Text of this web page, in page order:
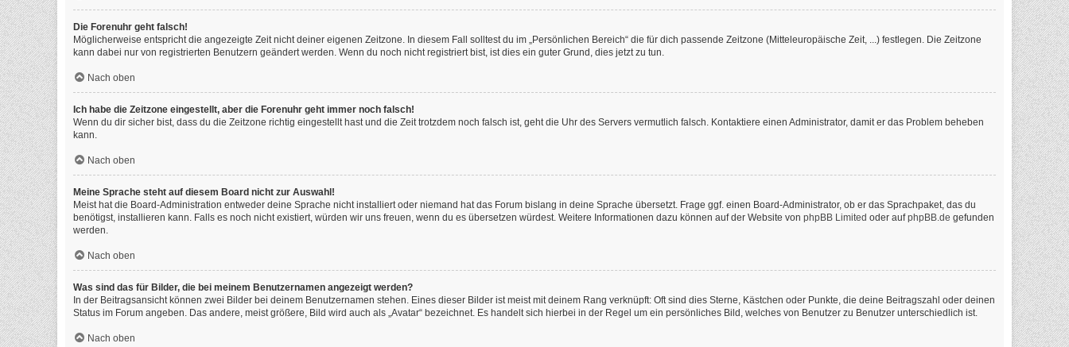
Die Forenuhr geht falsch!
Möglicherweise entspricht die angezeigte Zeit nicht deiner eigenen Zeitzone. In diesem Fall solltest du im „Persönlichen Bereich“ die für dich passende Zeitzone (Mitteleuropäische Zeit, ...) festlegen. Die Zeitzone
kann dabei nur von registrierten Benutzern geändert werden. Wenn du noch nicht registriert bist, ist dies ein guter Grund, dies jetzt zu tun.
Nach oben
Ich habe die Zeitzone eingestellt, aber die Forenuhr geht immer noch falsch!
Wenn du dir sicher bist, dass du die Zeitzone richtig eingestellt hast und die Zeit trotzdem noch falsch ist, geht die Uhr des Servers vermutlich falsch. Kontaktiere einen Administrator, damit er das Problem beheben
kann.
Nach oben
Meine Sprache steht auf diesem Board nicht zur Auswahl!
Meist hat die Board-Administration entweder deine Sprache nicht installiert oder niemand hat das Forum bislang in deine Sprache übersetzt. Frage ggf. einen Board-Administrator, ob er das Sprachpaket, das du
benötigst, installieren kann. Falls es noch nicht existiert, würden wir uns freuen, wenn du es übersetzen würdest. Weitere Informationen dazu können auf der Website von phpBB Limited oder aufphpBB.de gefunden
werden.
Nach oben
Was sind das für Bilder, die bei meinem Benutzernamen angezeigt werden?
In der Beitragsansicht können zwei Bilder bei deinem Benutzernamen stehen. Eines dieser Bilder ist meist mit deinem Rang verknüpft: Oft sind dies Sterne, Kästchen oder Punkte, die deine Beitragszahl oder deinen
Status im Forum angeben. Das andere, meist größere, Bild wird auch als „Avatar“ bezeichnet. Es handelt sich hierbei in der Regel um ein persönliches Bild, welches von Benutzer zu Benutzer unterschiedlich ist.
Nach oben